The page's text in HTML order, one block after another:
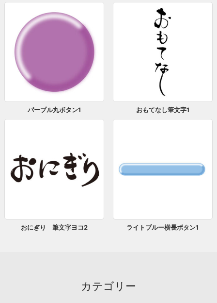
パープル丸ボタン1 おもてなし筆文字1
おにぎり 筆文字ヨコ2 ライトブルー横長ボタン1
カテゴリー